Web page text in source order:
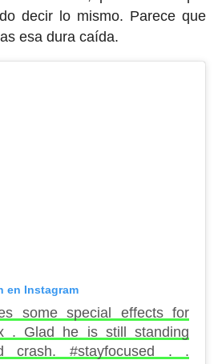
decir lo mismo. Parece que
esa dura caída.
en Instagram
some special effects for
. Glad he is still standing
crash. #stayfocused . .